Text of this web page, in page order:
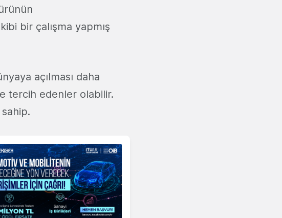
bir çalışma yapmış
açılması daha
tercih edenler olabilir.